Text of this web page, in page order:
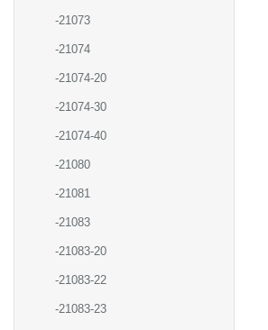
-21073
-21074
-21074-20
-21074-30
-21074-40
-21080
-21081
-21083
-21083-20
-21083-22
-21083-23